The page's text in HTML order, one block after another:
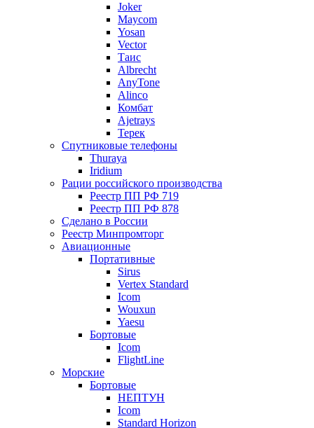
Joker
Maycom
Yosan
Vector
Таис
Albrecht
AnyTone
Alinco
Комбат
Ajetrays
Терек
Спутниковые телефоны
Thuraya
Iridium
Рации российского производства
Реестр ПП РФ 719
Реестр ПП РФ 878
Сделано в России
Реестр Минпромторг
Авиационные
Портативные
Sirus
Vertex Standard
Icom
Wouxun
Yaesu
Бортовые
Icom
FlightLine
Морские
Бортовые
НЕПТУН
Icom
Standard Horizon